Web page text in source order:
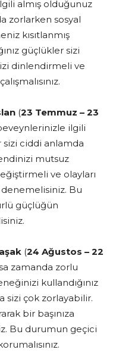
almış olduğunuz
zorlarken sosyal
kısıtlanmış
güçlükler sizi
dinlendirmeli ve
(23 Temmuz – 23
ilgili
sizi ciddi anlamda
mutsuz
ve olayları
Bu
güçlüğün
(24 Ağustos – 22
zamanda zorlu
kullandığınız
sizi çok zorlayabilir.
bir başınıza
Bu durumun geçici